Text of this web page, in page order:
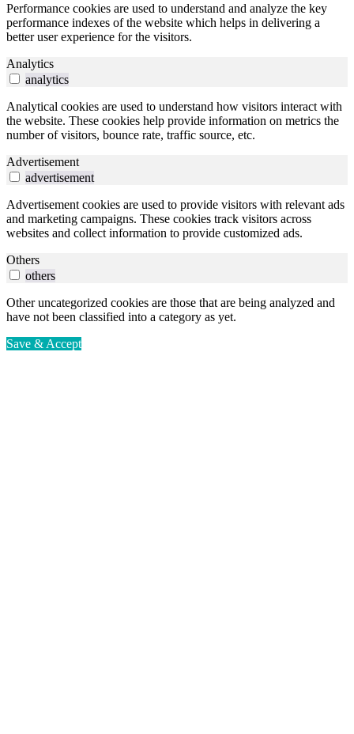
Performance cookies are used to understand and analyze the key
performance indexes of the website which helps in delivering a
better user experience for the visitors.
Analytics
analytics
Analytical cookies are used to understand how visitors interact with
the website. These cookies help provide information on metrics the
number of visitors, bounce rate, traffic source, etc.
Advertisement
advertisement
Advertisement cookies are used to provide visitors with relevant ads
and marketing campaigns. These cookies track visitors across
websites and collect information to provide customized ads.
Others
others
Other uncategorized cookies are those that are being analyzed and
have not been classified into a category as yet.
Save & Accept